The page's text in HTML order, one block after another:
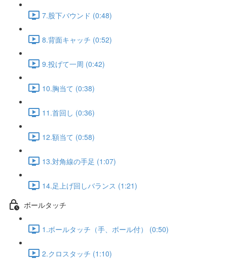
7.股下バウンド (0:48)
8.背面キャッチ (0:52)
9.投げて一周 (0:42)
10.胸当て (0:38)
11.首回し (0:36)
12.額当て (0:58)
13.対角線の手足 (1:07)
14.足上げ回しバランス (1:21)
ボールタッチ
1.ボールタッチ（手、ボール付） (0:50)
2.クロスタッチ (1:10)